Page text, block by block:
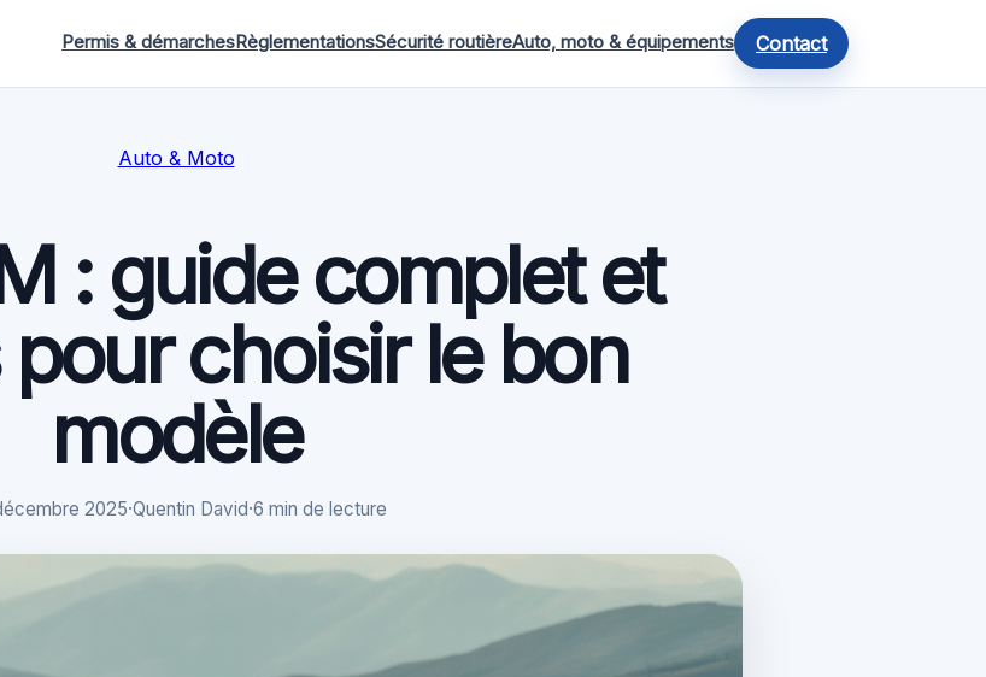
Permis & démarchesRèglementationsSécurité routièreAuto, moto & équipements Contact
Auto & Moto
: guide complet et
choisir le bon
modèle
2025·Quentin David·6 min de lecture